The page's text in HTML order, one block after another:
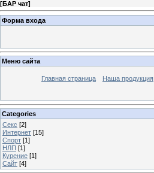
[БАР чат]
Форма входа
Меню сайта
Главная страница Наша продукция
Categories
Секс [2]
Интернет [15]
Спорт [1]
НЛП [1]
Курение [1]
Сайт [4]